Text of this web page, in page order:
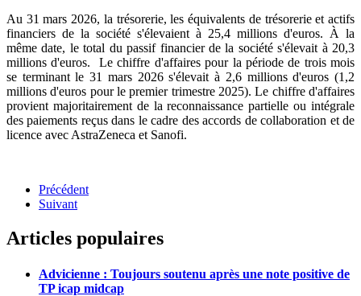
Au 31 mars 2026, la trésorerie, les équivalents de trésorerie et actifs
financiers de la société s'élevaient à 25,4 millions d'euros. À la
même date, le total du passif financier de la société s'élevait à 20,3
millions d'euros. Le chiffre d'affaires pour la période de trois mois
se terminant le 31 mars 2026 s'élevait à 2,6 millions d'euros (1,2
millions d'euros pour le premier trimestre 2025). Le chiffre d'affaires
provient majoritairement de la reconnaissance partielle ou intégrale
des paiements reçus dans le cadre des accords de collaboration et de
licence avec AstraZeneca et Sanofi.
Précédent
Suivant
Articles populaires
Advicienne : Toujours soutenu après une note positive de
TP icap midcap